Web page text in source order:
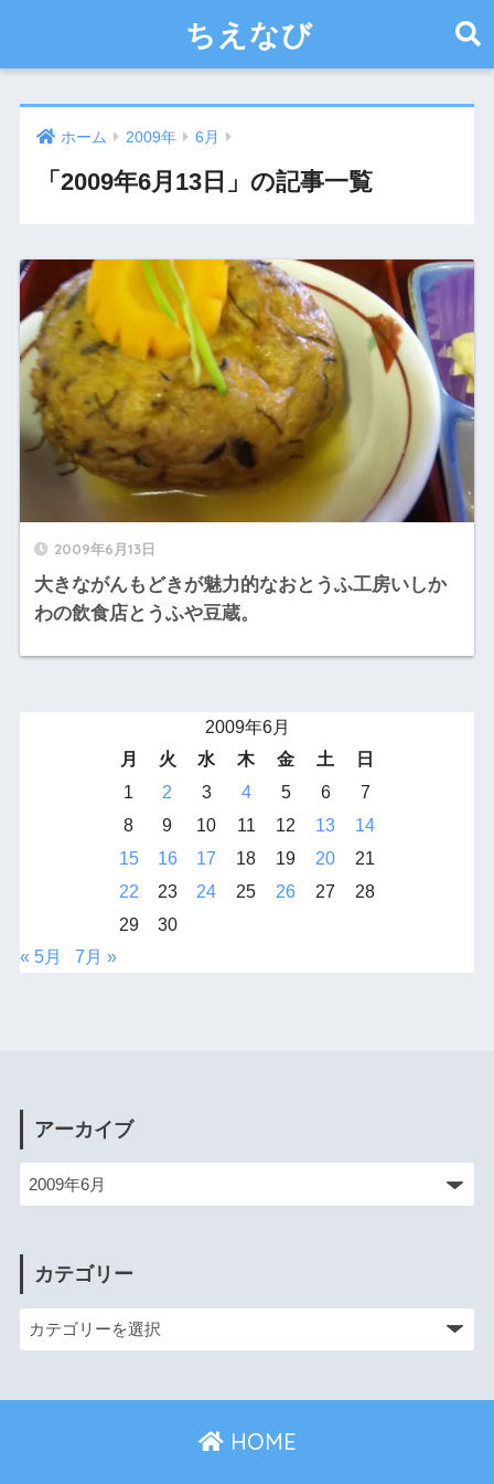
ちえなび
ホーム 2009年 6月
「2009年6月13日」の記事一覧
2009年6月13日
大きながんもどきが魅力的なおとうふ工房いしか
わの飲食店とうふや豆蔵。
2009年6月
月
火 水 木 金 土
日
1
2 3 4 5 6
7
8
9 10 11 12 13
14
15
16 17 18 19 20
21
22
23 24 25 26 27
28
29
30
« 5月
7月 »
アーカイブ
カテゴリー
HOME